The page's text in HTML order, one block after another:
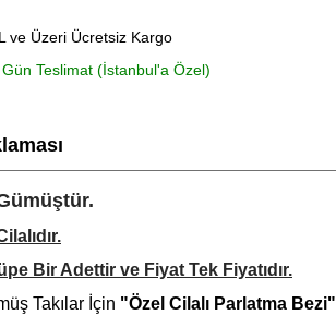
ve Üzeri Ücretsiz Kargo
Gün Teslimat (İstanbul'a Özel)
Bir Adettir ve Fiyat Tek Fiyatıdır.
Takılar İçin "Özel Cilalı Parlatma Bezi"